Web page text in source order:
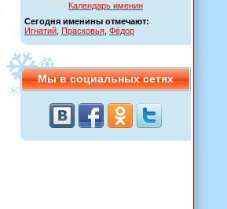
Календарь именин
Сегодня именины отмечают:
Игнатий Прасковья Фёдор
Мы в социальных сетях